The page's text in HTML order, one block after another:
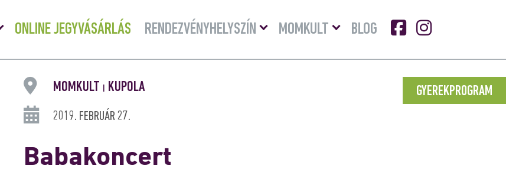
Menü
lenyitása
ONLINE JEGYVÁSÁRLÁS RENDEZVÉNYHELYSZÍN
Menü
lenyitásaMOMKULT
Menü
lenyitása
BLOG
GYEREKPROGRAM
MOMKULT KUPOLA
2019. FEBRUÁR 27.
Babakoncert